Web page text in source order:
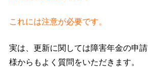
これには注意が必要です。
実は、更新に関しては障害年金の申
様からもよく質問をいただきます。